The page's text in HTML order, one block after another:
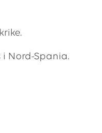
Nord-Spania.